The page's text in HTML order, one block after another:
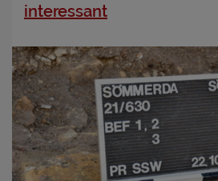
interessant